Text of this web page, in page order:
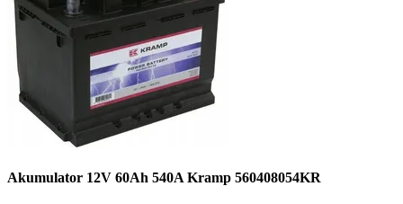
Akumulator 12V 60Ah 540A Kramp 560408054KR